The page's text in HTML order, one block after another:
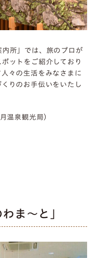
所」では、旅のプロが
ットをご紹介しており
々の生活をみなさまに
りのお手伝いをいたし
泉観光局）
ま〜と」